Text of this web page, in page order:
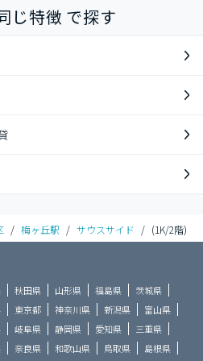
じ特徴 で探す
/ 梅ヶ丘駅 / サウスサイド / (1K/2階)
秋田県 山形県 福島県
茨城県
東京都 神奈川県 新潟県
富山県
岐阜県 静岡県 愛知県
三重県
奈良県 和歌山県 鳥取県
島根県